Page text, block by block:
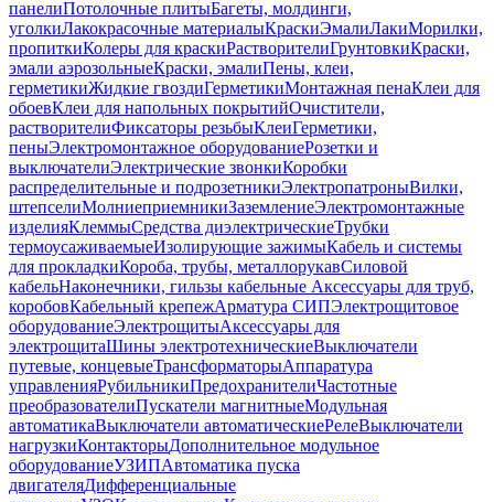
панелиПотолочные плитыБагеты, молдинги,
уголкиЛакокрасочные материалыКраскиЭмалиЛакиМорилки,
пропиткиКолеры для краскиРастворителиГрунтовкиКраски,
эмали аэрозольныеКраски, эмалиПены, клеи,
герметикиЖидкие гвоздиГерметикиМонтажная пенаКлеи для
обоевКлеи для напольных покрытийОчистители,
растворителиФиксаторы резьбыКлеиГерметики,
пеныЭлектромонтажное оборудованиеРозетки и
выключателиЭлектрические звонкиКоробки
распределительные и подрозетникиЭлектропатроныВилки,
штепселиМолниеприемникиЗаземлениеЭлектромонтажные
изделияКлеммыСредства диэлектрическиеТрубки
термоусаживаемыеИзолирующие зажимыКабель и системы
для прокладкиКороба, трубы, металлорукавСиловой
кабельНаконечники, гильзы кабельные Аксессуары для труб,
коробовКабельный крепежАрматура СИПЭлектрощитовое
оборудованиеЭлектрощитыАксессуары для
электрощитаШины электротехническиеВыключатели
путевые, концевыеТрансформаторыАппаратура
управленияРубильникиПредохранителиЧастотные
преобразователиПускатели магнитныеМодульная
автоматикаВыключатели автоматическиеРелеВыключатели
нагрузкиКонтакторыДополнительное модульное
оборудованиеУЗИПАвтоматика пуска
двигателяДифференциальные